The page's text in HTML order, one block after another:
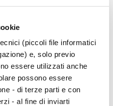
(piccoli file informatici
e, solo previo
essere utilizzati anche
possono essere
- di terze parti e con
- al fine di inviarti
dedicata agli artisti